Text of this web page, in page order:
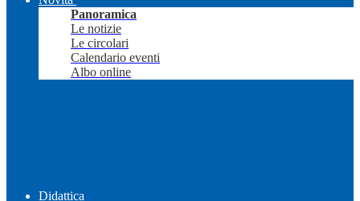
Panoramica
Le notizie
Le circolari
Calendario eventi
Albo online
Didattica